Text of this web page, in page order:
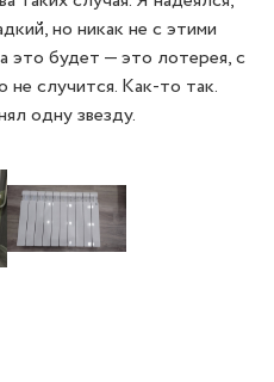
но никак не с этими
это будет — это лотерея, с
не случится. Как-то так.
одну звезду.